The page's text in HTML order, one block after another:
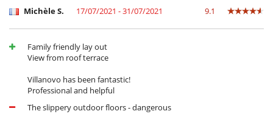
Michèle S. 17/07/2021 - 31/07/2021 9.1
Family friendly lay out
View from roof terrace
Villanovo has been fantastic!
Professional and helpful
The slippery outdoor floors - dangerous